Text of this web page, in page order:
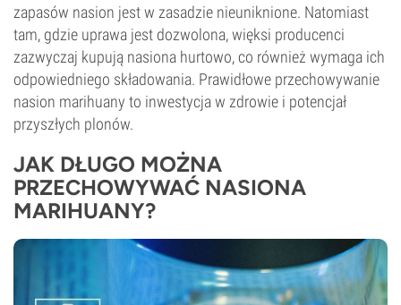
zapasów nasion jest w zasadzie nieuniknione. Natomiast
tam, gdzie uprawa jest dozwolona, więksi producenci
zazwyczaj kupują nasiona hurtowo, co również wymaga ich
odpowiedniego składowania. Prawidłowe przechowywanie
nasion marihuany to inwestycja w zdrowie i potencjał
przyszłych plonów.
JAK DŁUGO MOŻNA
PRZECHOWYWAĆ NASIONA
MARIHUANY?